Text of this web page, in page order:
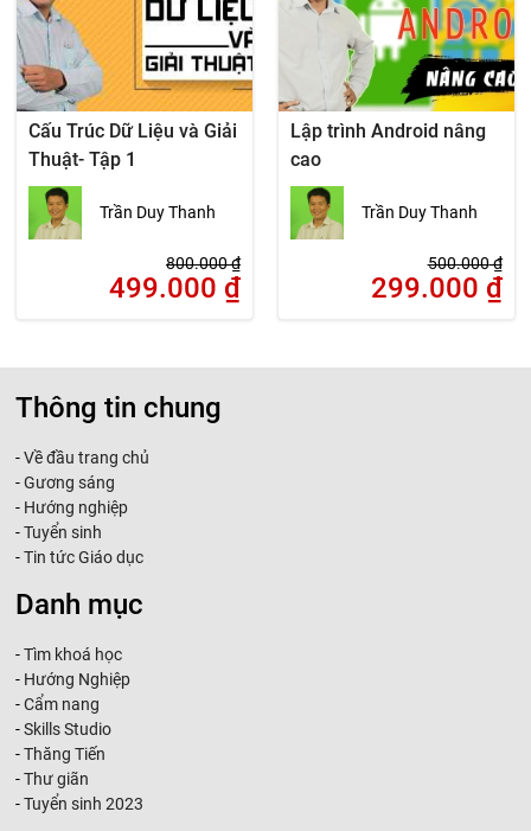
Cấu Trúc Dữ Liệu và Giải
Thuật- Tập 1
Trần Duy Thanh
800.000₫
499.000 ₫
Lập trình Android nâng
cao
Trần Duy Thanh
500.000₫
299.000 ₫
Thông tin chung
-Về đầu trang chủ
-Gương sáng
- Hướng nghiệp
-Tuyển sinh
-Tin tức Giáo dục
Danh mục
-Tìm khoá học
- Hướng Nghiệp
-Cẩm nang
-Skills Studio
-Thăng Tiến
-Thư giãn
-Tuyển sinh 2023